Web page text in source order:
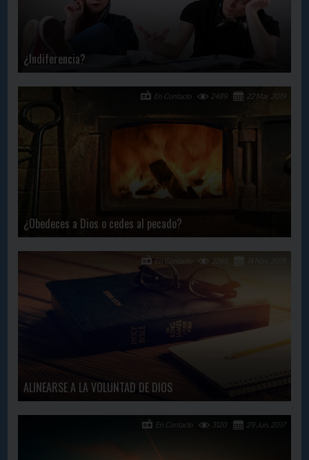
¿Indiferencia?
¿Obedeces a Dios o cedes al pecado?
22 Mar, 2019
2489
En Contacto
ALINEARSE A LA VOLUNTAD DE DIOS
3265
En Contacto
29 Jun, 2017
3120
En Contacto